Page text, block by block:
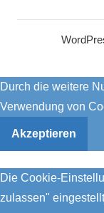
Durch die weitere
Verwendung von
Akzeptieren
Die Cookie-
zulassen"